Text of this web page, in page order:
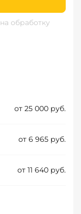
на обработку
от 25 000 руб.
от 6 965 руб.
от 11 640 руб.